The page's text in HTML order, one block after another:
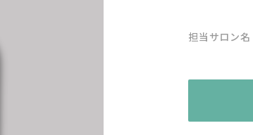
担当サロン名